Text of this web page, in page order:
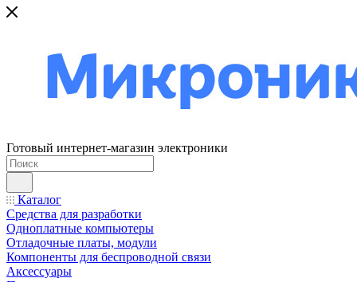
Готовый интернет-магазин электроники
Каталог
Средства для разработки
Одноплатные компьютеры
Отладочные платы, модули
Компоненты для беспроводной связи
Аксессуары